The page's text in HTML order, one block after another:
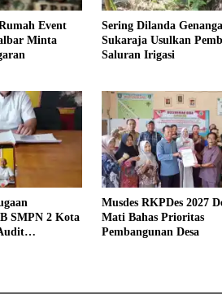
Event
Minta
Sering Dilanda
Sukaraja Usulkan
Saluran Irigasi
SMPN 2 Kota
Musdes RKPDes 2027
Mati Bahas Prioritas
Pembangunan Desa